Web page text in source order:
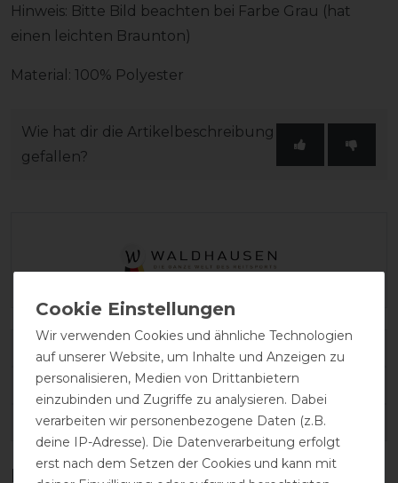
Hinweis: Bitte Bild beachten bei Farbe Grau (hat
einen leichten Braunton)
Material: 100% Polyester
Wie hat dir die Artikelbeschreibung
gefallen?
Varianten-ID: 185025
SKU:WAL-6318364-135
EAN:4057962144750
Kundenrezensionen (0)
Wir verwenden Cookies und ähnliche Technologien
auf unserer Website, um Inhalte und Anzeigen zu
personalisieren, Medien von Drittanbietern
einzubinden und Zugriffe zu analysieren. Dabei
verarbeiten wir personenbezogene Daten (z.B.
deine IP-Adresse). Die Datenverarbeitung erfolgt
erst nach dem Setzen der Cookies und kann mit